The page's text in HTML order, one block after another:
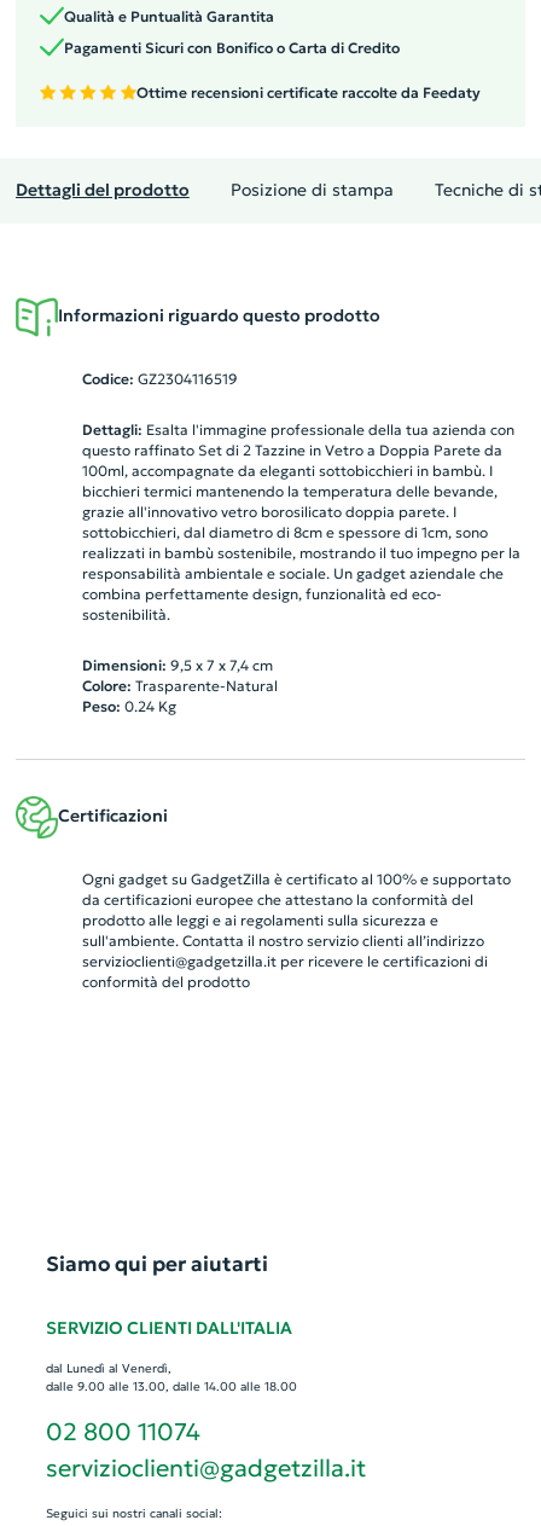
Qualità e Puntualità Garantita
Pagamenti Sicuri con Bonifico o Carta di Credito
Ottime recensioni certificate raccolte da Feedaty
Dettagli del prodotto Posizione di stampa Tecniche di
Informazioni riguardo questo prodotto
Codice: GZ2304116519
Dettagli: Esalta l'immagine professionale della tua azienda con
questo raffinato Set di 2 Tazzine in Vetro a Doppia Parete da
100ml, accompagnate da eleganti sottobicchieri in bambù. I
bicchieri termici mantenendo la temperatura delle bevande,
grazie all'innovativo vetro borosilicato doppia parete. I
sottobicchieri, dal diametro di 8cm e spessore di 1cm, sono
realizzati in bambù sostenibile, mostrando il tuo impegno per la
responsabilità ambientale e sociale. Un gadget aziendale che
combina perfettamente design, funzionalità ed eco-
sostenibilità.
Dimensioni: 9,5 x 7 x 7,4 cm
Colore: Trasparente-Natural
Peso: 0.24Kg
Certificazioni
Ogni gadget su GadgetZilla è certificato al 100% e supportato
da certificazioni europee che attestano la conformità del
prodotto alle leggi e ai regolamenti sulla sicurezza e
sull'ambiente. Contatta il nostro servizio clienti all’indirizzo
servizioclienti@gadgetzilla.itper ricevere le certificazioni di
conformità del prodotto
Siamo qui per aiutarti
SERVIZIO CLIENTI DALL'ITALIA
dal Lunedì al Venerdì,
dalle 9.00 alle 13.00, dalle 14.00 alle 18.00
02 800 11074
servizioclienti@gadgetzilla.it
Seguici sui nostri canali social: